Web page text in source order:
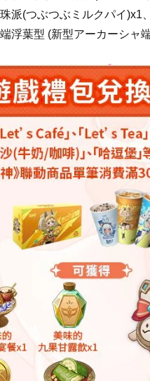
派(つぶつぶミルクパイ)x1
浮葉型 (新型アーカーシャ